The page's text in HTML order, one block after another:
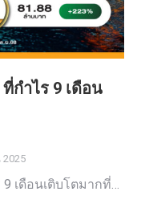
กำไร 9 เดือน
เดือนเติบโตมากที่…